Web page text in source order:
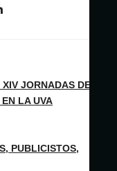
JORNADAS DE
LA UVA
PUBLICISTOS,